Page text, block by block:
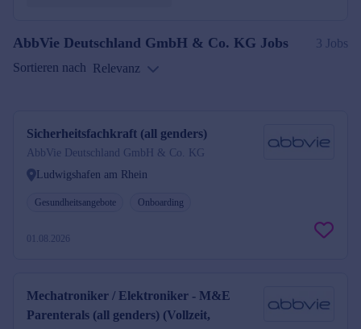
AbbVie Deutschland GmbH & Co. KG Jobs
3 Jobs
Sortieren nach Relevanz
Sicherheitsfachkraft (all genders)
AbbVie Deutschland GmbH & Co. KG
Ludwigshafen am Rhein
Gesundheitsangebote Onboarding
01.08.2026
Mechatroniker / Elektroniker - M&E
Parenterals (all genders) (Vollzeit,